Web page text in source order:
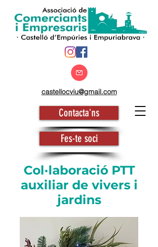
castellocviu@gmail.com
Contacta'ns
Fes-te soci
Col·laboració PTT
auxiliar de vivers i
jardins